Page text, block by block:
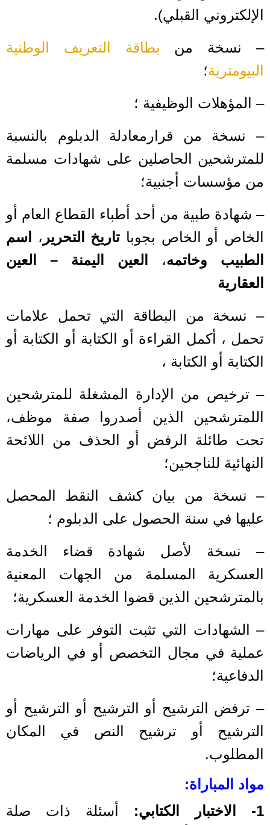
الإلكتروني القبلي).
– نسخة من بطاقة التعريف الوطنية
البيومترية؛
– المؤهلات الوظيفية ؛
– نسخة من قرارمعادلة الدبلوم بالنسبة
للمترشحين الحاصلين على شهادات مسلمة
من مؤسسات أجنبية؛
– شهادة طبية من أحد أطباء القطاع العام أو
الخاص أو الخاص بجوبا تاريخ التحرير ،
اسم
الطبيب وخاتمه،
العين اليمنة – العين
العقارية
– نسخة من البطاقة التي تحمل علامات
تحمل ، أكمل القراءة أو الكتابة أو الكتابة أو
الكتابة أو الكتابة ،
– ترخيص من الإدارة المشغلة للمترشحين
اللمترشحين الذين أصدروا صفة موظف،
تحت طائلة الرفض أو الحذف من اللائحة
النهائية للناجحين؛
– نسخة من بيان كشف النقط المحصل
عليها في سنة الحصول على الدبلوم ؛
– نسخة لأصل شهادة قضاء الخدمة
العسكرية المسلمة من الجهات المعنية
بالمترشحين الذين قضوا الخدمة العسكرية؛
– الشهادات التي تثبت التوفر على مهارات
عملية في مجال التخصص أو في الرياضات
الدفاعية؛
– ترفض الترشيح أو الترشيح أو الترشيح أو
الترشيح أو ترشيح النص في المكان
المطلوب.
مواد المباراة:
1- الاختبار الكتابي:
أسئلة ذات صلة